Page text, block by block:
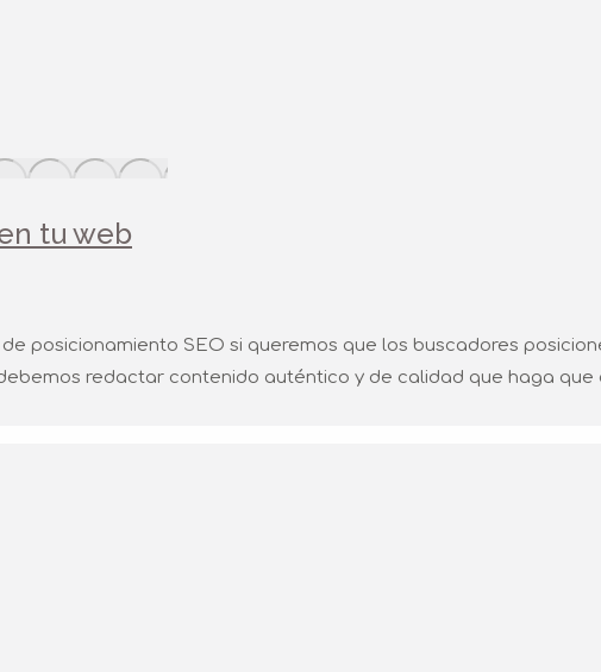
tu web
posicionamiento SEO si queremos que los buscadores
redactar contenido auténtico y de calidad que haga